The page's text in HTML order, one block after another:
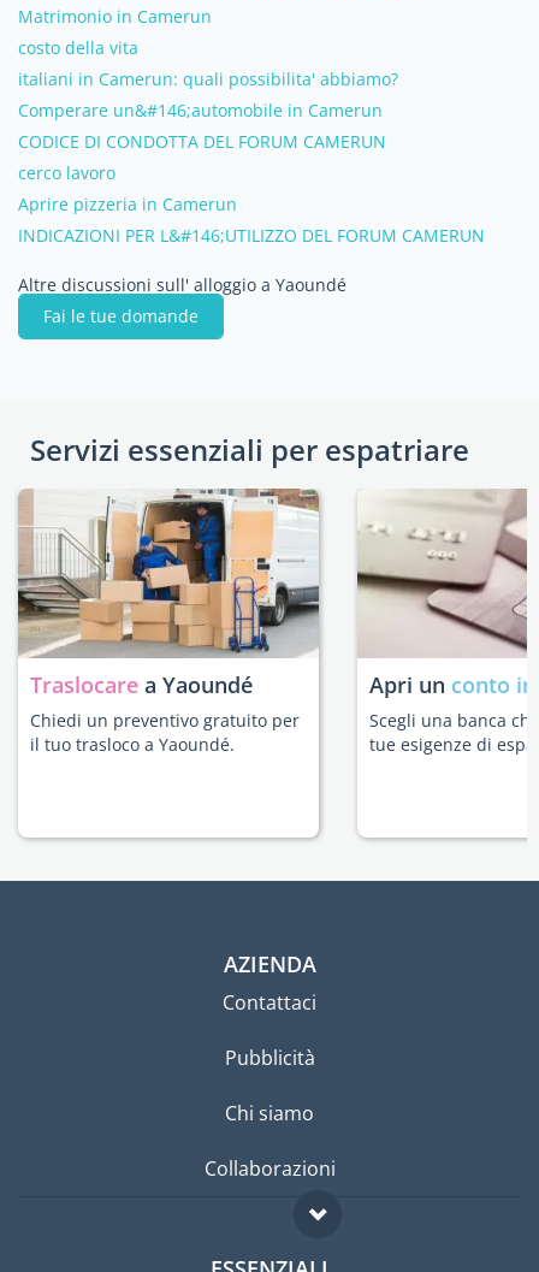
Matrimonio in Camerun
costo della vita
italiani in Camerun: quali possibilita' abbiamo?
Comperare un&#146;automobile in Camerun
CODICE DI CONDOTTA DEL FORUM CAMERUN
cerco lavoro
Aprire pizzeria in Camerun
INDICAZIONI PER L&#146;UTILIZZO DEL FORUM CAMERUN
Altre discussioni sull' alloggio a Yaoundé
Fai le tue domande
Servizi essenziali per espatriare
Traslocare a Yaoundé
Chiedi un preventivo gratuito per
il tuo trasloco a Yaoundé.
Apri un conto
Scegli una banca
tue esigenze di
AZIENDA
Contattaci
Pubblicità
Chi siamo
Collaborazioni